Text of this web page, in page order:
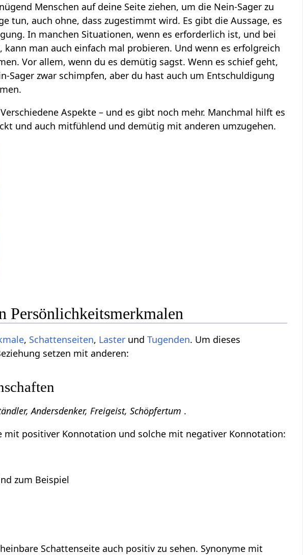
Menschen auf deine Seite ziehen, um die Nein-Sager zu
tun, auch ohne, dass zugestimmt wird. Es gibt die Aussage, es
In manchen Situationen, wenn es erforderlich ist, und bei
man auch einfach mal probieren. Und wenn es erfolgreich
Vor allem, wenn du es demütig sagst. Wenn es schief geht,
zwar schimpfen, aber du hast auch um Entschuldigung
Aspekte – und es gibt noch mehr. Manchmal hilft es
und auch mitfühlend und demütig mit anderen umzugehen.
Persönlichkeitsmerkmalen
, Schattenseiten, Laster undTugenden. Um dieses
setzen mit anderen:
Andersdenker, Freigeist, Schöpfertum .
mit positiver Konnotation und solche mit negativer Konnotation:
zum Beispiel
Schattenseite auch positiv zu sehen. Synonyme mit